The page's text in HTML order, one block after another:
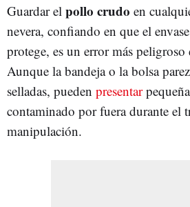
Guardar el pollo crudo en
nevera, confiando en que el
protege, es un error más peligroso
Aunque la bandeja o la bolsa
selladas, pueden presentar
contaminado por fuera durante el
manipulación.